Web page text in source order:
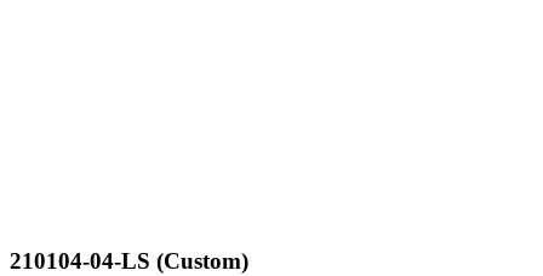
210104-04-LS (Custom)